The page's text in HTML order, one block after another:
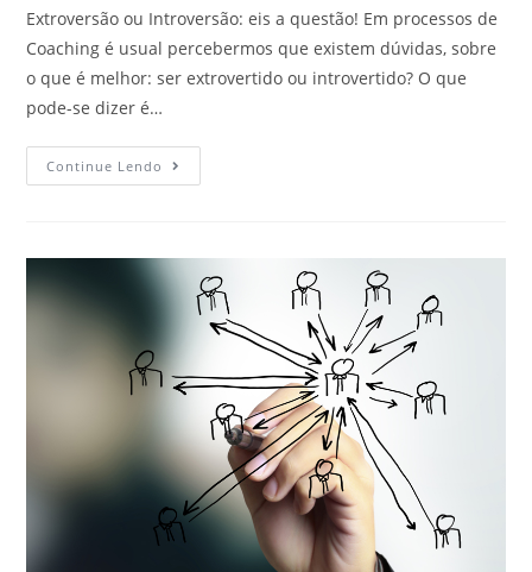
Extroversão ou Introversão: eis a questão! Em processos de
Coaching é usual percebermos que existem dúvidas, sobre
o que é melhor: ser extrovertido ou introvertido? O que
pode-se dizer é…
Continue Lendo